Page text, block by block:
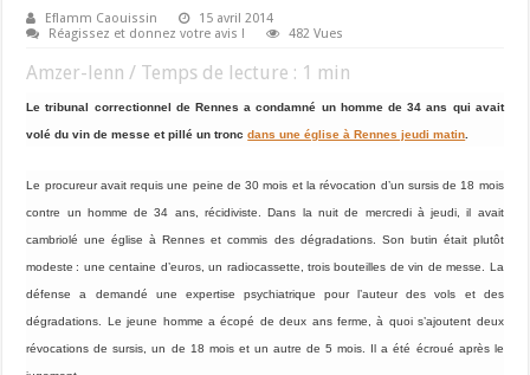
Eflamm Caouissin
15 avril 2014
Réagissez et donnez votre avis !
482 Vues
Amzer-lenn / Temps de lecture : 1 min
Le tribunal correctionnel de Rennes a condamné un homme de 34 ans qui avait
volé du vin de messe et pillé un troncdans une église à Rennes jeudi matin
Le procureur avait requis une peine de 30 mois et la révocation d’un sursis de 18 mois
contre un homme de 34 ans, récidiviste. Dans la nuit de mercredi à jeudi, il avait
cambriolé une église à Rennes et commis des dégradations. Son butin était plutôt
modeste : une centaine d’euros, un radiocassette, trois bouteilles de vin de messe. La
défense a demandé une expertise psychiatrique pour l’auteur des vols et des
dégradations. Le jeune homme a écopé de deux ans ferme, à quoi s’ajoutent deux
révocations de sursis, un de 18 mois et un autre de 5 mois. Il a été écroué après le